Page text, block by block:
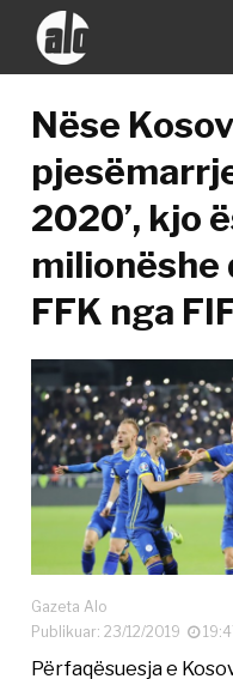
Nëse
2020’, kjo
milionëshe
FFK nga
Gazeta Alo
Publikuar: 23/12/2019
Përfaqësuesja e